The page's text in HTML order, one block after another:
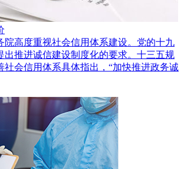
院高度重视社会信用体系建设。党的十九
出推进诚信建设制度化的要求。十三五规
社会信用体系具体指出，“加快推进政务诚